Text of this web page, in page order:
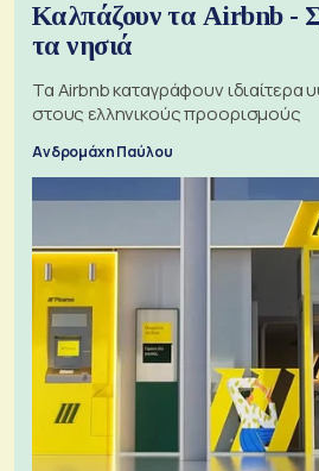
Καλπάζουν τα Airbnb -
τα νησιά
Τα Airbnb καταγράφουν ιδιαίτερα
στους ελληνικούς προορισμούς
Ανδρομάχη Παύλου